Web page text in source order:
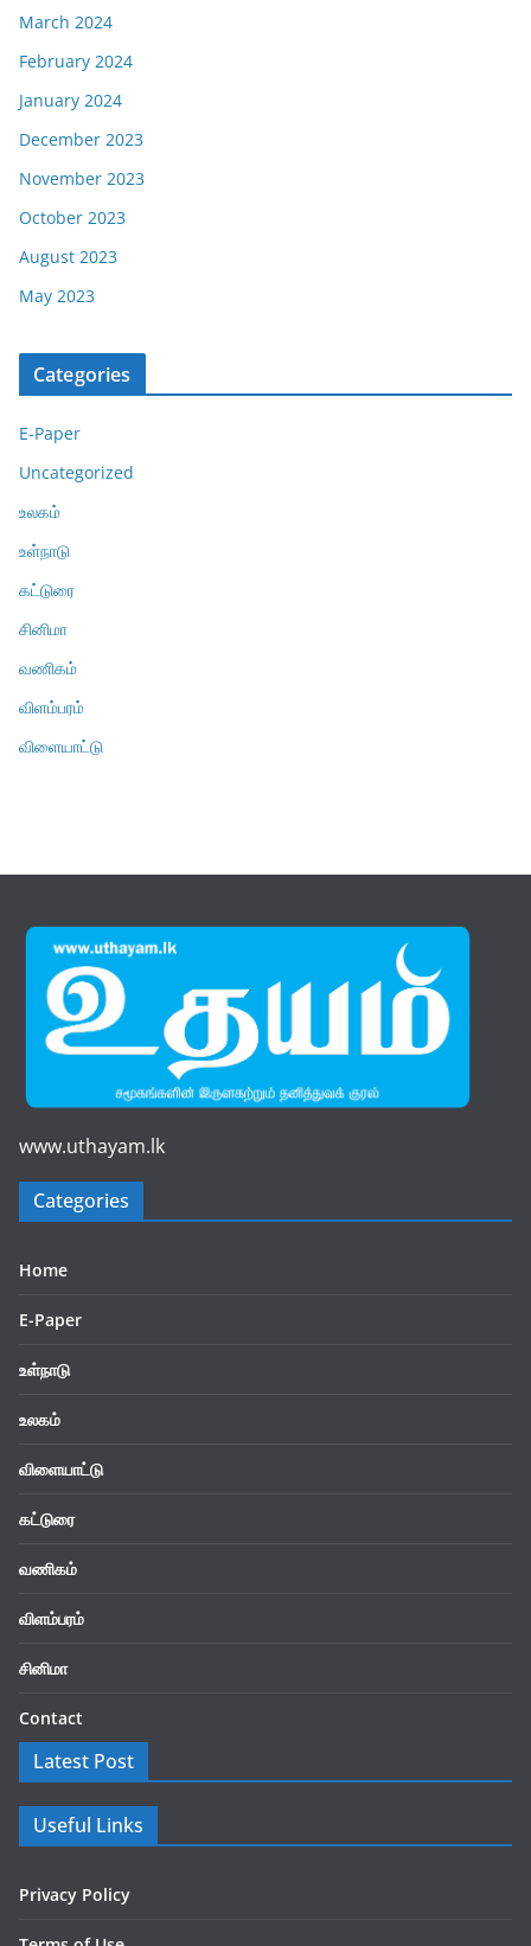
March 2024
February 2024
January 2024
December 2023
November 2023
October 2023
August 2023
May 2023
Categories
E-Paper
Uncategorized
உலகம்
உள்நாடு
கட்டுரை
சினிமா
வணிகம்
விளம்பரம்
விளையாட்டு
www.uthayam.lk
Categories
Home
E-Paper
உள்நாடு
உலகம்
விளையாட்டு
கட்டுரை
வணிகம்
விளம்பரம்
சினிமா
Contact
Latest Post
Useful Links
Privacy Policy